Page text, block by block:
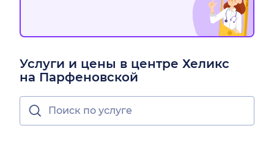
Услуги и цены в центре Хеликс
на Парфеновской